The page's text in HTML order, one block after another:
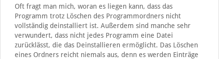
Oft fragt man mich, woran es liegen kann, dass das
Programm trotz Löschen des Programmordners nicht
vollständig deinstalliert ist. Außerdem sind manche sehr
verwundert, dass nicht jedes Programm eine Datei
zurücklässt, die das Deinstallieren ermöglicht. Das Löschen
eines Ordners reicht niemals aus, denn es werden Einträge